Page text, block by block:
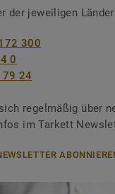
der jeweiligen
300
0
24
regelmäßig über
im Tarkett